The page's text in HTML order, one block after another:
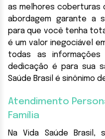
as melhores coberturas
abordagem garante a
para que você tenha
é um valor inegociável
todas as
dedicação é para sua
Saúde Brasil é sinônimo
Atendimento
Família
Na Vida Saúde Brasil,